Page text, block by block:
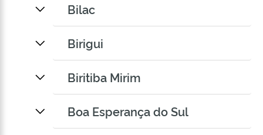
Bilac
Birigui
Biritiba Mirim
Boa Esperança do Sul